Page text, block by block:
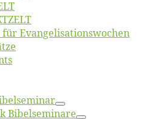
Evangelisationswochen
Bibelseminare